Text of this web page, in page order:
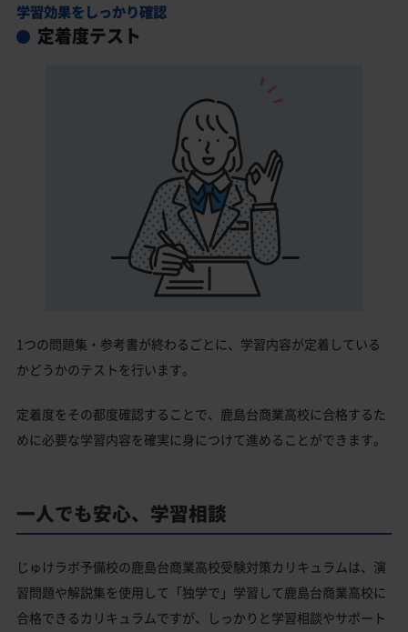
学習効果をしっかり確認
定着度テスト
1つの問題集・参考書が終わるごとに、学習内容が定着している
かどうかのテストを行います。
定着度をその都度確認することで、鹿島台商業高校に合格するた
めに必要な学習内容を確実に身につけて進めることができます。
一人でも安心、学習相談
じゅけラボ予備校の鹿島台商業高校受験対策カリキュラムは、演
習問題や解説集を使用して「独学で」学習して鹿島台商業高校に
合格できるカリキュラムですが、しっかりと学習相談やサポート